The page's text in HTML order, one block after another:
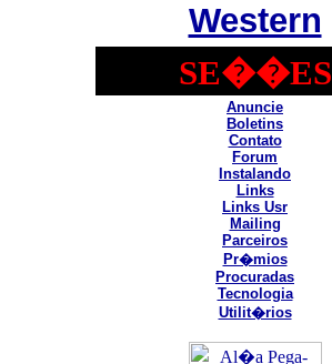
Western
SE��ES
Anuncie
Boletins
Contato
Forum
Instalando
Links
Links Usr
Mailing
Parceiros
Pr�mios
Procuradas
Tecnologia
Utilit�rios